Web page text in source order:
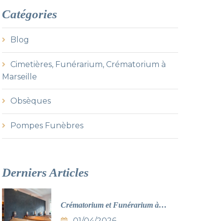
Catégories
Blog
Cimetières, Funérarium, Crématorium à
Marseille
Obsèques
Pompes Funèbres
Derniers Articles
Crématorium et Funérarium à
Marseille : Guide complet 2026